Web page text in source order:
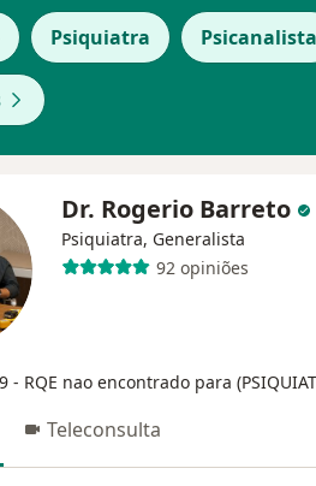
Psiquiatra Psicanalista
Dr. Rogerio Barreto
Psiquiatra, Generalista
92 opiniões
- RQE nao encontrado para
Teleconsulta